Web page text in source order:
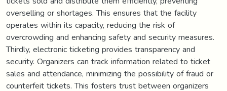
overselling or shortages. This ensures that the facility
operates within its capacity, reducing the risk of
overcrowding and enhancing safety and security measures.
Thirdly, electronic ticketing provides transparency and
security. Organizers can track information related to ticket
sales and attendance, minimizing the possibility of fraud or
counterfeit tickets. This fosters trust between organizers